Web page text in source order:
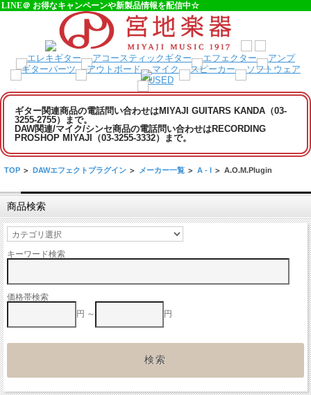
LINE＠ お得なキャンペーンや新製品情報を配信中☆
ギター関連商品の電話問い合わせはMIYAJI GUITARS KANDA（03-
3255-2755）まで。
DAW関連/マイク/シンセ商品の電話問い合わせはRECORDING
PROSHOP MIYAJI（03-3255-3332）まで。
TOP > DAWエフェクトプラグイン > メーカー一覧 > A - I > A.O.M.Plugin
商品検索
キーワード検索
価格帯検索
円 ～
円